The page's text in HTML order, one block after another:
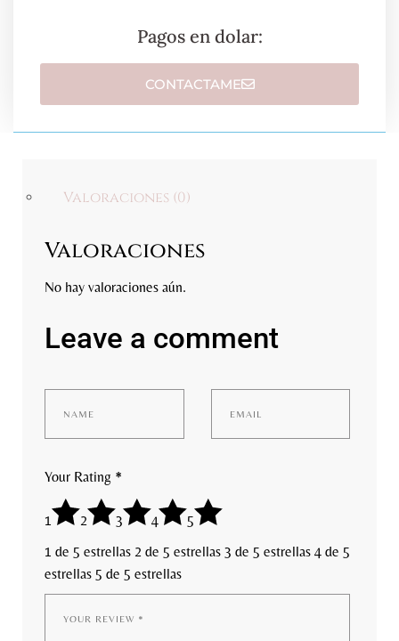
Pagos en dolar:
CONTACTAME
Valoraciones (0)
Valoraciones
No hay valoraciones aún.
Leave a comment
Your Rating *
1 2 3 4
5
1 de 5 estrellas 2 de 5 estrellas 3 de 5 estrellas 4 de 5
estrellas 5 de 5 estrellas